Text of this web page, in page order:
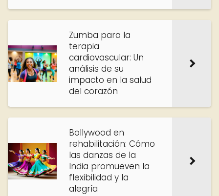
Zumba para la
terapia
cardiovascular: Un
análisis de su
impacto en la salud
del corazón
Bollywood en
rehabilitación: Cómo
las danzas de la
India promueven la
flexibilidad y la
alegría